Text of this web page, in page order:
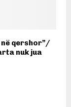
në qershor”/
nuk jua